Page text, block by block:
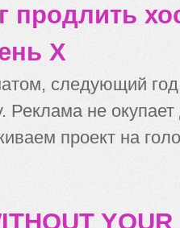
продлить
X
следующий
Реклама не
проект на